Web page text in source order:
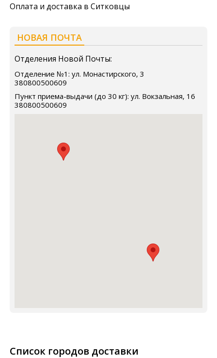
Оплата и доставка в Ситковцы
НОВАЯ ПОЧТА
Отделения Новой Почты:
Отделение №1: ул. Монастирского, 3
380800500609
Пункт приема-выдачи (до 30 кг): ул. Вокзальная, 16
380800500609
Список городов доставки